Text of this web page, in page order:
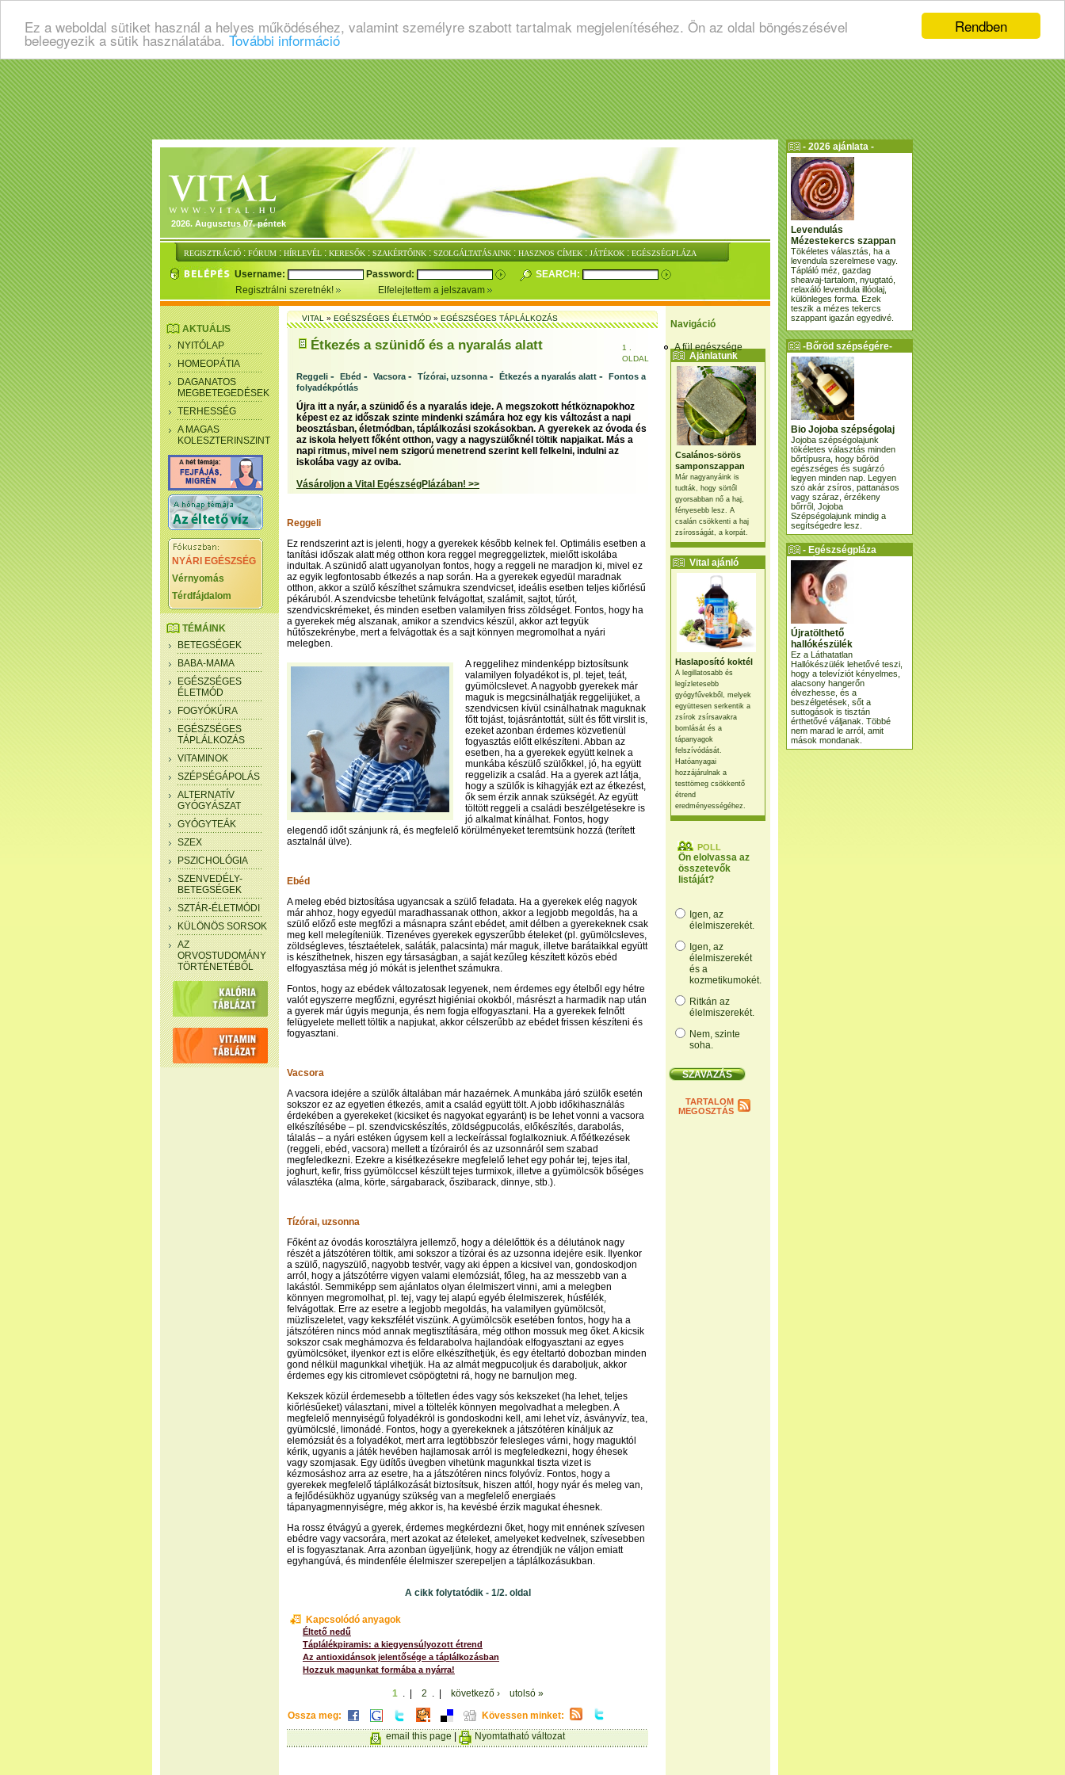
Rendben
Ez a weboldal sütiket használ a helyes működéséhez, valamint személyre szabott tartalmak megjelenítéséhez. Ön az oldal böngészésével
beleegyezik a sütik használatába. További információ
2026. Augusztus 07. péntek
REGISZTRÁCIÓ : FÓRUM : HÍRLEVÉL : KERESŐK : SZAKÉRTŐINK : SZOLGÁLTATÁSAINK : HASZNOS CÍMEK : JÁTÉKOK : EGÉSZSÉGPLÁZA
Username: Password:
SEARCH:
Regisztrálni szeretnék!
Elfelejtettem a jelszavam
Navigáció
A fül egészsége
Ajánlatunk
Csalános-sörös
samponszappan
Már nagyanyáink is
tudták, hogy sörtől
gyorsabban nő a haj,
fényesebb lesz. A
csalán csökkenti a haj
zsírosságát, a korpát.
Vital ajánló
Haslaposító koktél
A legillatosabb és
legízletesebb
gyógyfűvekből, melyek
együttesen serkentik a
zsírok zsírsavakra
bomlását és a
tápanyagok
felszívódását.
Hatóanyagai
hozzájárulnak a
testtömeg csökkentő
étrend
eredményességéhez.
POLL
Ön elolvassa az
összetevők
listáját?
Igen, az
élelmiszerekét.
Igen, az
élelmiszerekét
és a
kozmetikumokét.
Ritkán az
élelmiszerekét.
Nem, szinte
soha.
TARTALOM
MEGOSZTÁS
AKTUÁLIS
NYITÓLAP
HOMEOPÁTIA
DAGANATOS
MEGBETEGEDÉSEK
TERHESSÉG
A MAGAS
KOLESZTERINSZINT
NYÁRI EGÉSZSÉG
Vérnyomás
Térdfájdalom
TÉMÁINK
BETEGSÉGEK
BABA-MAMA
EGÉSZSÉGES
ÉLETMÓD
FOGYÓKÚRA
EGÉSZSÉGES
TÁPLÁLKOZÁS
VITAMINOK
SZÉPSÉGÁPOLÁS
ALTERNATÍV
GYÓGYÁSZAT
GYÓGYTEÁK
SZEX
PSZICHOLÓGIA
SZENVEDÉLY-
BETEGSÉGEK
SZTÁR-ÉLETMÓDI
KÜLÖNÖS SORSOK
AZ
ORVOSTUDOMÁNY
TÖRTÉNETÉBŐL
VITAL»EGÉSZSÉGES ÉLETMÓD»EGÉSZSÉGES TÁPLÁLKOZÁS
Étkezés a szünidő és a nyaralás alatt
1 .
OLDAL
Reggeli - Ebéd - Vacsora - Tízórai, uzsonna - Étkezés a nyaralás alatt - Fontos a
folyadékpótlás
Újra itt a nyár, a szünidő és a nyaralás ideje. A megszokott hétköznapokhoz
képest ez az időszak szinte mindenki számára hoz egy kis változást a napi
beosztásban, életmódban, táplálkozási szokásokban. A gyerekek az óvoda és
az iskola helyett főként otthon, vagy a nagyszülőknél töltik napjaikat. Más a
napi ritmus, mivel nem szigorú menetrend szerint kell felkelni, indulni az
iskolába vagy az oviba.
Vásároljon a Vital EgészségPlázában! >>
Reggeli
Ez rendszerint azt is jelenti, hogy a gyerekek később kelnek fel. Optimális esetben a
tanítási időszak alatt még otthon kora reggel megreggeliztek, mielőtt iskolába
indultak. A szünidő alatt ugyanolyan fontos, hogy a reggeli ne maradjon ki, mivel ez
az egyik legfontosabb étkezés a nap során. Ha a gyerekek egyedül maradnak
otthon, akkor a szülő készíthet számukra szendvicset, ideális esetben teljes kiőrlésű
pékáruból. A szendvicsbe tehetünk felvágottat, szalámit, sajtot, túrót,
szendvicskrémeket, és minden esetben valamilyen friss zöldséget. Fontos, hogy ha
a gyerekek még alszanak, amikor a szendvics készül, akkor azt tegyük
hűtőszekrénybe, mert a felvágottak és a sajt könnyen megromolhat a nyári
melegben.
A reggelihez mindenképp biztosítsunk
valamilyen folyadékot is, pl. tejet, teát,
gyümölcslevet. A nagyobb gyerekek már
maguk is megcsinálhatják reggelijüket, a
szendvicsen kívül csinálhatnak maguknak
főtt tojást, tojásrántottát, sült és főtt virslit is,
ezeket azonban érdemes közvetlenül
fogyasztás előtt elkészíteni. Abban az
esetben, ha a gyerekek együtt kelnek a
munkába készülő szülőkkel, jó, ha együtt
reggelizik a család. Ha a gyerek azt látja,
hogy a szülők is kihagyják ezt az étkezést,
ők sem érzik annak szükségét. Az együtt
töltött reggeli a családi beszélgetésekre is
jó alkalmat kínálhat. Fontos, hogy
elegendő időt szánjunk rá, és megfelelő körülményeket teremtsünk hozzá (terített
asztalnál ülve).
Ebéd
A meleg ebéd biztosítása ugyancsak a szülő feladata. Ha a gyerekek elég nagyok
már ahhoz, hogy egyedül maradhassanak otthon, akkor a legjobb megoldás, ha a
szülő előző este megfőzi a másnapra szánt ebédet, amit délben a gyerekeknek csak
meg kell melegíteniük. Tizenéves gyerekek egyszerűbb ételeket (pl. gyümölcsleves,
zöldségleves, tésztaételek, saláták, palacsinta) már maguk, illetve barátaikkal együtt
is készíthetnek, hiszen egy társaságban, a saját kezűleg készített közös ebéd
elfogyasztása még jó mókát is jelenthet számukra.
Fontos, hogy az ebédek változatosak legyenek, nem érdemes egy ételből egy hétre
valót egyszerre megfőzni, egyrészt higiéniai okokból, másrészt a harmadik nap után
a gyerek már úgyis megunja, és nem fogja elfogyasztani. Ha a gyerekek felnőtt
felügyelete mellett töltik a napjukat, akkor célszerűbb az ebédet frissen készíteni és
fogyasztani.
Vacsora
A vacsora idejére a szülők általában már hazaérnek. A munkába járó szülők esetén
sokszor ez az egyetlen étkezés, amit a család együtt tölt. A jobb időkihasználás
érdekében a gyerekeket (kicsiket és nagyokat egyaránt) is be lehet vonni a vacsora
elkészítésébe – pl. szendvicskészítés, zöldségpucolás, előkészítés, darabolás,
tálalás – a nyári estéken úgysem kell a leckeírással foglalkozniuk. A főétkezések
(reggeli, ebéd, vacsora) mellett a tízórairól és az uzsonnáról sem szabad
megfeledkezni. Ezekre a kisétkezésekre megfelelő lehet egy pohár tej, tejes ital,
joghurt, kefir, friss gyümölccsel készült tejes turmixok, illetve a gyümölcsök bőséges
választéka (alma, körte, sárgabarack, őszibarack, dinnye, stb.).
Tízórai, uzsonna
Főként az óvodás korosztályra jellemző, hogy a délelőttök és a délutánok nagy
részét a játszótéren töltik, ami sokszor a tízórai és az uzsonna idejére esik. Ilyenkor
a szülő, nagyszülő, nagyobb testvér, vagy aki éppen a kicsivel van, gondoskodjon
arról, hogy a játszótérre vigyen valami elemózsiát, főleg, ha az messzebb van a
lakástól. Semmiképp sem ajánlatos olyan élelmiszert vinni, ami a melegben
könnyen megromolhat, pl. tej, vagy tej alapú egyéb élelmiszerek, húsfélék,
felvágottak. Erre az esetre a legjobb megoldás, ha valamilyen gyümölcsöt,
müzliszeletet, vagy kekszfélét viszünk. A gyümölcsök esetében fontos, hogy ha a
játszótéren nincs mód annak megtisztítására, még otthon mossuk meg őket. A kicsik
sokszor csak meghámozva és feldarabolva hajlandóak elfogyasztani az egyes
gyümölcsöket, ilyenkor ezt is előre elkészíthetjük, és egy ételtartó dobozban minden
gond nélkül magunkkal vihetjük. Ha az almát megpucoljuk és daraboljuk, akkor
érdemes egy kis citromlevet csöpögtetni rá, hogy ne barnuljon meg.
Kekszek közül érdemesebb a töltetlen édes vagy sós kekszeket (ha lehet, teljes
kiőrlésűeket) választani, mivel a töltelék könnyen megolvadhat a melegben. A
megfelelő mennyiségű folyadékról is gondoskodni kell, ami lehet víz, ásványvíz, tea,
gyümölcslé, limonádé. Fontos, hogy a gyerekeknek a játszótéren kínáljuk az
elemózsiát és a folyadékot, mert arra legtöbbször felesleges várni, hogy maguktól
kérik, ugyanis a játék hevében hajlamosak arról is megfeledkezni, hogy éhesek
vagy szomjasak. Egy üdítős üvegben vihetünk magunkkal tiszta vizet is
kézmosáshoz arra az esetre, ha a játszótéren nincs folyóvíz. Fontos, hogy a
gyerekek megfelelő táplálkozását biztosítsuk, hiszen attól, hogy nyár és meleg van,
a fejlődésükhöz ugyanúgy szükség van a megfelelő energiaés
tápanyagmennyiségre, még akkor is, ha kevésbé érzik magukat éhesnek.
Ha rossz étvágyú a gyerek, érdemes megkérdezni őket, hogy mit ennének szívesen
ebédre vagy vacsorára, mert azokat az ételeket, amelyeket kedvelnek, szívesebben
el is fogyasztanak. Arra azonban ügyeljünk, hogy az étrendjük ne váljon emiatt
egyhangúvá, és mindenféle élelmiszer szerepeljen a táplálkozásukban.
A cikk folytatódik - 1/2. oldal
Kapcsolódó anyagok
Éltető nedű
Táplálékpiramis: a kiegyensúlyozott étrend
Az antioxidánsok jelentősége a táplálkozásban
Hozzuk magunkat formába a nyárra!
1 . | 2 . | következő ›
utolsó »
Ossza meg:
Kövessen minket:
email this page
Nyomtatható változat
- 2026 ajánlata -
Levendulás
Mézestekercs szappan
Tökéletes választás, ha a
levendula szerelmese vagy.
Tápláló méz, gazdag
sheavaj-tartalom, nyugtató,
relaxáló levendula illóolaj,
különleges forma. Ezek
teszik a mézes tekercs
szappant igazán egyedivé.
-Bőröd szépségére-
Bio Jojoba szépségolaj
Jojoba szépségolajunk
tökéletes választás minden
bőrtípusra, hogy bőröd
egészséges és sugárzó
legyen minden nap. Legyen
szó akár zsíros, pattanásos
vagy száraz, érzékeny
bőrről, Jojoba
Szépségolajunk mindig a
segítségedre lesz.
- Egészségpláza
ajánlatunk -
Újratölthető
hallókészülék
Ez a Láthatatlan
Hallókészülék lehetővé teszi,
hogy a televíziót kényelmes,
alacsony hangerőn
élvezhesse, és a
beszélgetések, sőt a
suttogások is tisztán
érthetővé váljanak. Többé
nem marad le arról, amit
mások mondanak.